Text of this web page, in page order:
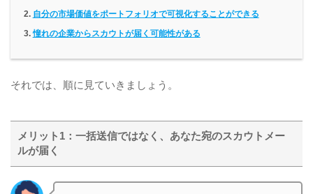
自分の市場価値をポートフォリオで可視化することができる
憧れの企業からスカウトが届く可能性がある
それでは、順に見ていきましょう。
メリット1：一括送信ではなく、あなた宛のスカウトメー
ルが届く